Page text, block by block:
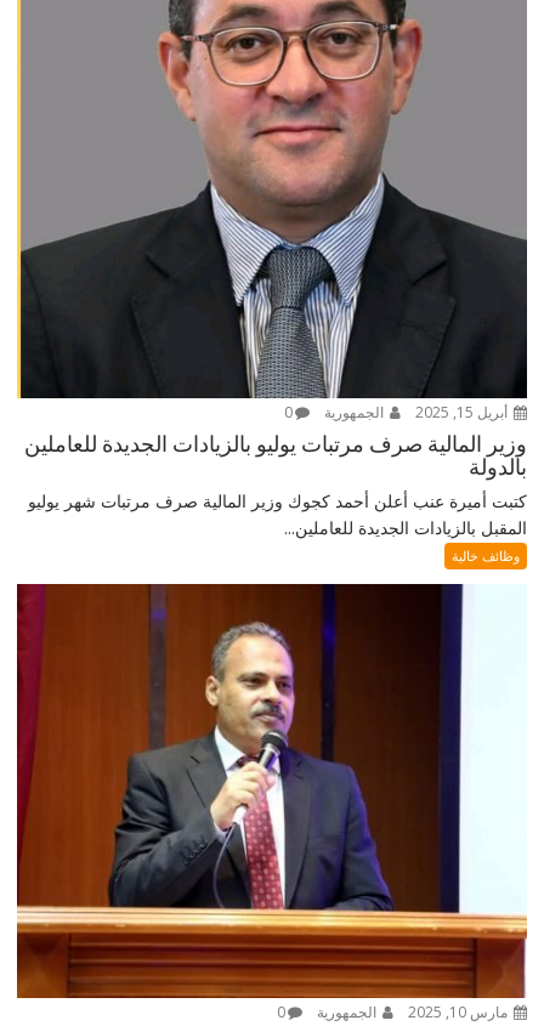
أبريل 15, 2025 الجمهورية 0
وزير المالية صرف مرتبات يوليو بالزيادات الجديدة للعاملين
بالدولة
كتبت أميرة عنب أعلن أحمد كجوك وزير المالية صرف مرتبات شهر يوليو
المقبل بالزيادات الجديدة للعاملين...
وظائف خالية
مارس 10, 2025 الجمهورية 0